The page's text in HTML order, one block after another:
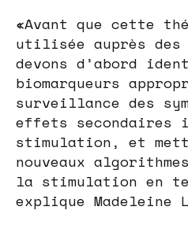
«Avant que cette
utilisée auprès des
devons d’abord
biomarqueurs
surveillance des
effets secondaires
stimulation, et
nouveaux
la stimulation en
explique Madeleine